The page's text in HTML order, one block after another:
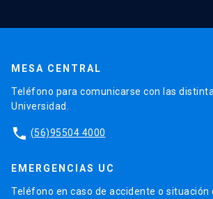
MESA CENTRAL
Teléfono para comunicarse con las
Universidad.
phone (56)95504 4000
EMERGENCIAS UC
Teléfono en caso de accidente o situación